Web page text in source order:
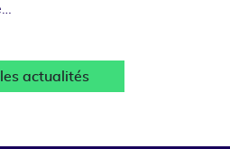
actualités